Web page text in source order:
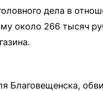
дела в
около 266 тысяч
Благовещенска,